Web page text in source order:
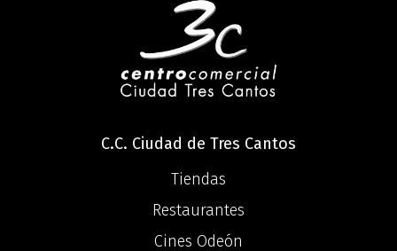
C.C. Ciudad de Tres Cantos
Tiendas
Restaurantes
Cines Odeón